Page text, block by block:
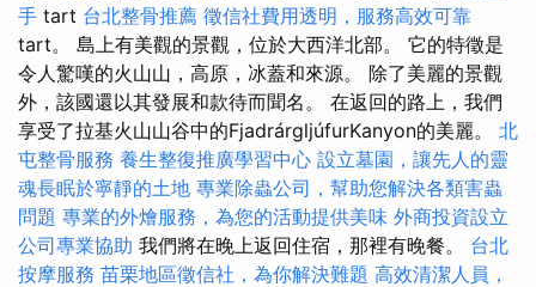
手 tart 台北整骨推薦 徵信社費用透明，服務高效可靠
tart。 島上有美觀的景觀，位於大西洋北部。 它的特徵是
令人驚嘆的火山山，高原，冰蓋和來源。 除了美麗的景觀
外，該國還以其發展和款待而聞名。 在返回的路上，我們
享受了拉基火山山谷中的FjadrárgljúfurKanyon的美麗。 北
屯整骨服務 養生整復推廣學習中心 設立墓園，讓先人的靈
魂長眠於寧靜的土地 專業除蟲公司，幫助您解決各類害蟲
問題 專業的外燴服務，為您的活動提供美味 外商投資設立
公司專業協助 我們將在晚上返回住宿，那裡有晚餐。 台北
按摩服務 苗栗地區徵信社，為你解決難題 高效清潔人員，